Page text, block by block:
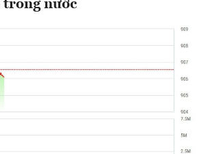
trong nước